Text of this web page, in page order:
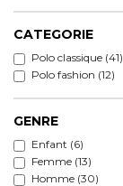
CATEGORIE
Polo classique (41)
Polo fashion (12)
GENRE
Enfant (6)
Femme (13)
Homme (30)